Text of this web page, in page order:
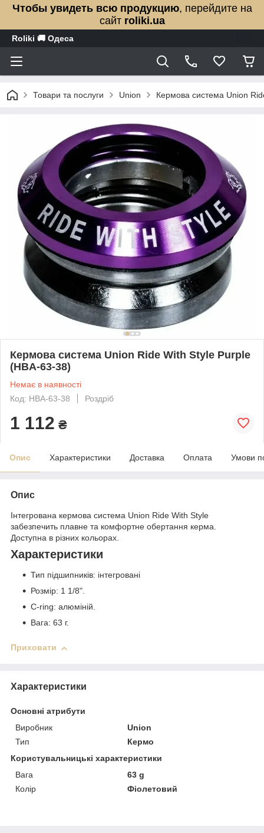
Чтобы увидеть всю продукцию, перейдите на
сайт roliki.ua
Roliki 🚚 Одеса
Товари та послуги Union Кермова система Union
Кермова система Union Ride With Style Purple
(HBA-63-38)
Немає в наявності
Код: HBA-63-38
Роздріб
1 112 ₴
Опис Характеристики Доставка Оплата Умови
Опис
Інтегрована кермова система Union Ride With Style
забезпечить плавне та комфортне обертання керма.
Доступна в різних кольорах.
Характеристики
Тип підшипників: інтегровані
Розмір: 1 1/8".
C-ring: алюміній.
Вага: 63 г.
Приховати
Характеристики
Основні атрибути
Виробник
Union
Тип
Кермо
Користувальницькі характеристики
Вага
63 g
Колір
Фіолетовий